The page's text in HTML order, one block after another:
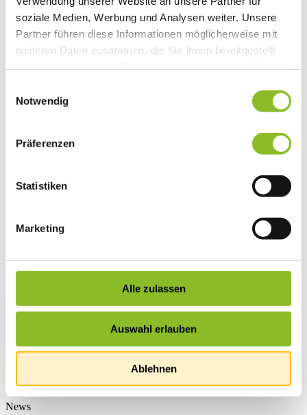
soziale Medien, Werbung und Analysen weiter. Unsere
Partner führen diese Informationen möglicherweise mit
weiteren Daten zusammen, die Sie ihnen bereitgestellt
Notwendig
Präferenzen
Statistiken
Marketing
Alle zulassen
Auswahl erlauben
Ablehnen
Vereinsleben
Vereinsservice
Liste der Frastanzer Vereine
Veranstaltungen
Wirtschaft
Wige Frastanz
Schwimmbad Felsenau
Vorarlberger Museumswelt
Tabakausstellung
News
News